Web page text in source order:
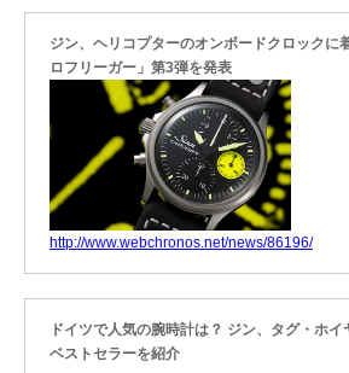
ジン、ヘリコプターのオンボードクロックに
ロフリーガー」第3弾を発表
http://www.webchronos.net/news/86196/
ドイツで人気の腕時計は？ ジン、タグ・ホ
ベストセラーを紹介